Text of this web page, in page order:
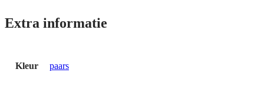
Extra informatie
Kleur paars